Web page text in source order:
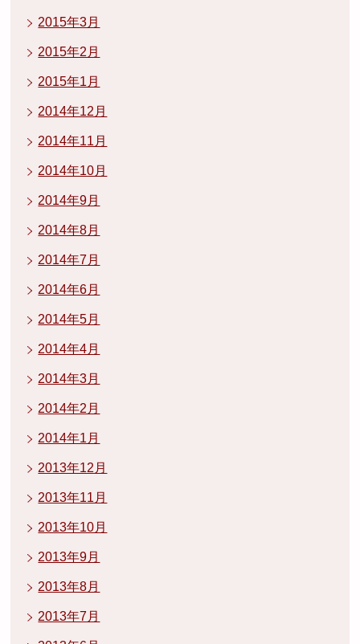
2015年3月
2015年2月
2015年1月
2014年12月
2014年11月
2014年10月
2014年9月
2014年8月
2014年7月
2014年6月
2014年5月
2014年4月
2014年3月
2014年2月
2014年1月
2013年12月
2013年11月
2013年10月
2013年9月
2013年8月
2013年7月